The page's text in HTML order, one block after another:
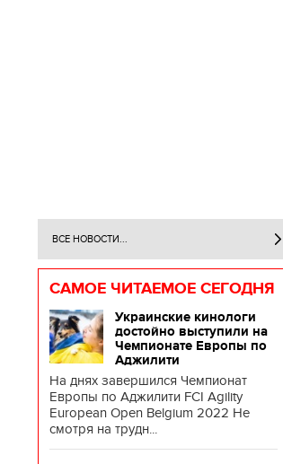
ВСЕ НОВОСТИ...
САМОЕ ЧИТАЕМОЕ СЕГОДНЯ
Украинские кинологи
достойно выступили на
Чемпионате Европы по
Аджилити
На днях завершился Чемпионат
Европы по Аджилити FCI Agility
European Open Belgium 2022 Не
смотря на трудн...